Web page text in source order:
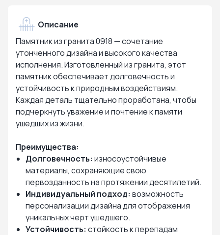
Описание
Памятник из гранита 0918 — сочетание
утонченного дизайна и высокого качества
исполнения. Изготовленный из гранита, этот
памятник обеспечивает долговечность и
устойчивость к природным воздействиям.
Каждая деталь тщательно проработана, чтобы
подчеркнуть уважение и почтение к памяти
ушедших из жизни.
Преимущества:
Долговечность: износоустойчивые
материалы, сохраняющие свою
первозданность на протяжении десятилетий.
Индивидуальный подход: возможность
персонализации дизайна для отображения
уникальных черт ушедшего.
Устойчивость: стойкость к перепадам